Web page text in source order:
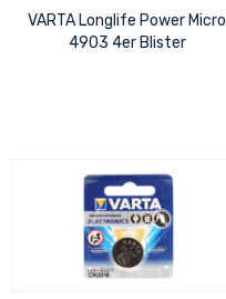
VARTA Longlife Power Micro
4903 4er Blister